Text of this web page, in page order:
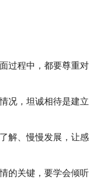
过程中，都要尊重对
，坦诚相待是建立
解、慢慢发展，让感
的关键，要学会倾听